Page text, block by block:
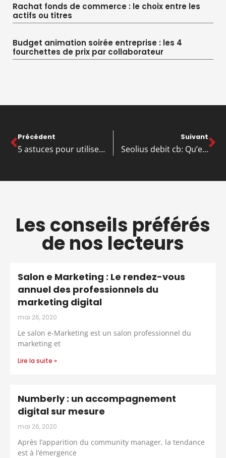
Rachat fonds de commerce : le choix entre les
actifs ou titres
Budget animation soirée entreprise : les 4
fourchettes de prix par collaborateur
Précédent
5 astuces pour utiliser Picuki au lieu d’instagram
Suivant
Seolius debit cb: Qu’est-ce que c’est? (Origine, explication, utilisation)
Les conseils préférés
de nos lecteurs
Salon e Marketing : Le rendez-vous
annuel des professionnels du
marketing digital
mai 26, 2020
Le salon e-Marketing est un salon professionnel du
marketing et
Lire la suite »
Numberly : un accompagnement
digital sur mesure
mai 26, 2020
Après l’apparition du community manager, la tendance
est à l’émergence